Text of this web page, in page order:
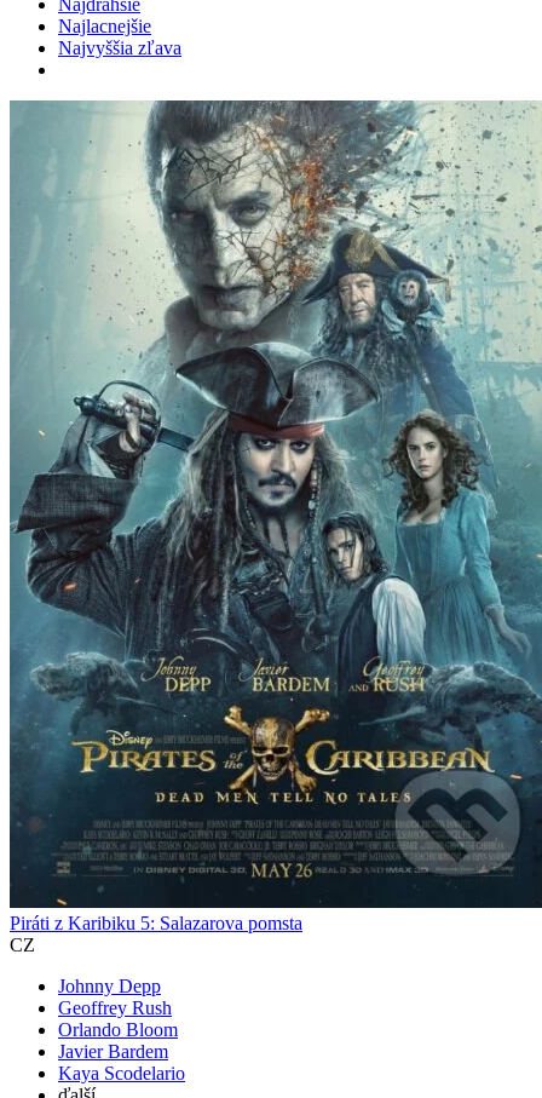
Najdrahšie
Najlacnejšie
Najvyššia zľava
Piráti z Karibiku 5: Salazarova pomsta
CZ
Johnny Depp
Geoffrey Rush
Orlando Bloom
Javier Bardem
Kaya Scodelario